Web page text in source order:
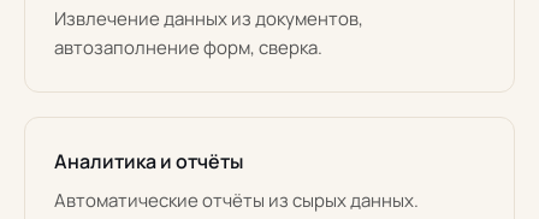
Извлечение данных из документов,
автозаполнение форм, сверка.
Аналитика и отчёты
Автоматические отчёты из сырых данных.